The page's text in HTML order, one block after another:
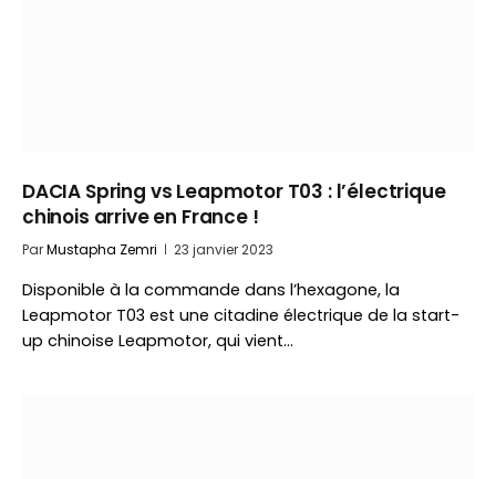
DACIA Spring vs Leapmotor T03 : l’électrique
chinois arrive en France !
ParMustapha Zemri 23 janvier 2023
Disponible à la commande dans l’hexagone, la
Leapmotor T03 est une citadine électrique de la start-
up chinoise Leapmotor, qui vient…